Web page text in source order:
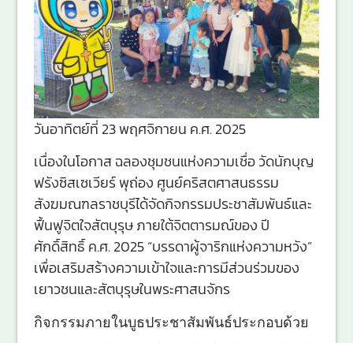
วันอาทิตย์ที่ 23 พฤศจิกายน ค.ศ. 2025
เนื่องในโอกาส ฉลองชุมชนแห่งความเชื่อ วัดนักบุญ
ฟรังซิสเซเวียร์ พุถ่อง ศูนย์คริสตศาสนธรรม
สังฆมณฑลราชบุรีได้จัดกิจกรรมประชาสัมพันธ์และ
ฟื้นฟูจิตใจสัตบุรุษ ภายใต้จิตตารมณ์ของ ปี
ศักดิ์สิทธิ์ ค.ศ. 2025 “บรรดาผู้จาริกแห่งความหวัง”
เพื่อเสริมสร้างความเข้าใจและการมีส่วนร่วมของ
เยาวชนและสัตบุรุษในพระศาสนจักร
กิจกรรมภายในบูธประชาสัมพันธ์ประกอบด้วย